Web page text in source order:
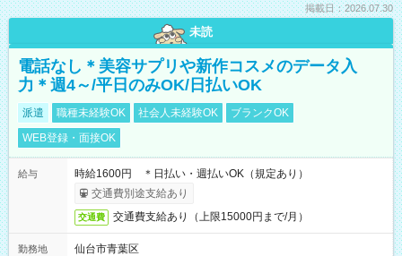
掲載日：2026.07.30
未読
電話なし＊美容サプリや新作コスメのデータ入
力＊週4～/平日のみOK/日払いOK
派遣 職種未経験OK 社会人未経験OK
ブランクOK
WEB登録・面接OK
給与
時給1600円 ＊日払い・週払いOK（規定あり）
交通費別途支給あり
交通費 交通費支給あり（上限15000円まで/月）
勤務地
仙台市青葉区